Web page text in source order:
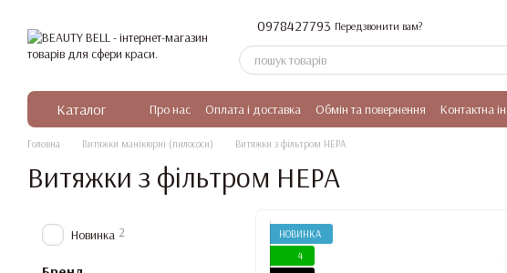
0978427793 Передзвонити вам?
Каталог Про нас Оплата і доставка Обмін та повернення Контактна
Головна Витяжки манікюрні (пилососи) Витяжки з фільтром HEPA
Витяжки з фільтром HEPA
НОВИНКА
4
Новинка 2